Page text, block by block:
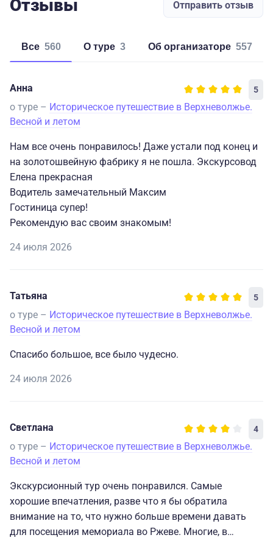
Отзывы Отправить отзыв
Все 560 о туре 3 об организаторе 557
Анна 5
о туре – Историческое путешествие в Верхневолжье.
Весной и летом
Нам все очень понравилось! Даже устали под конец и
на золотошвейную фабрику я не пошла. Экскурсовод
Елена прекрасная
Водитель замечательный Максим
Гостиница супер!
Рекомендую вас своим знакомым!
24 июля 2026
Татьяна 5
о туре – Историческое путешествие в Верхневолжье.
Весной и летом
Спасибо большое, все было чудесно.
24 июля 2026
Светлана 4
о туре – Историческое путешествие в Верхневолжье.
Весной и летом
Экскурсионный тур очень понравился. Самые
хорошие впечатления, разве что я бы обратила
внимание на то, что нужно больше времени давать
для посещения мемориала во Ржеве. Многие, в